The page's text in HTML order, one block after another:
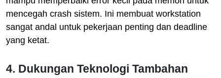
mencegah crash sistem. Ini membuat workstation
sangat andal untuk pekerjaan penting dan deadline
yang ketat.
4. Dukungan Teknologi Tambahan